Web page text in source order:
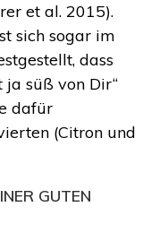
et al. 2015).
sich sogar im
dass
ja süß von Dir“
dafür
(Citron und
GUTEN